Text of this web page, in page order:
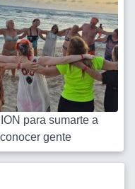
para sumarte a
gente